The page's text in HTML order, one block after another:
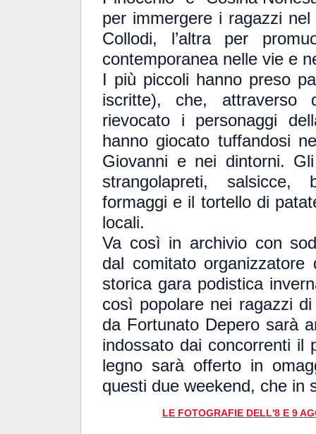
per immergere i ragazzi
Collodi, l’altra per
contemporanea nelle vie e
I più piccoli hanno preso
iscritte), che, attraverso
rievocato i personaggi
hanno giocato tuffandosi
Giovanni e nei dintorni.
strangolapreti, salsicce,
formaggi e il tortello di
locali.
Va così in archivio con
dal comitato
storica gara podistica
così popolare nei ragazzi
da Fortunato Depero sarà
indossato dai concorrenti il
legno sarà offerto in
questi due weekend, che in
LE FOTOGRAFIE DELL'8 E 9